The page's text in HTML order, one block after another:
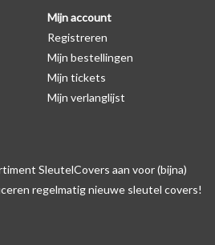
modellen:
Mijn account
Registreren
Mijn bestellingen
Mijn tickets
Mijn verlanglijst
SleutelCovers aan voor (bijna)
regelmatig nieuwe sleutel covers!